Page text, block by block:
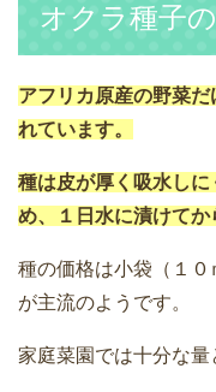
オクラ種子
アフリカ原産の野菜
れています。
種は皮が厚く吸水し
め、１日水に漬けてか
種の価格は小袋（１
が主流のようです。
家庭菜園では十分な量